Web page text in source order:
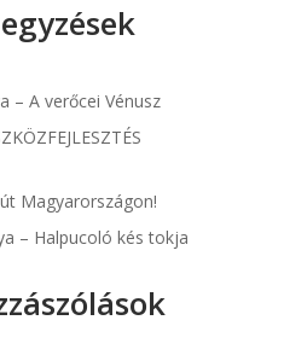
– A verőcei Vénusz
Magyarországon!
– Halpucoló kés tokja